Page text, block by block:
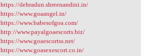
https://dehradun.shreenandini.in/
https://www.goaangel.in/
https://www.babesofgoa.com/
http://www.payalgoaescorts.biz/
https://www.goaescortss.net/
https://www.goasexescort.co.in/